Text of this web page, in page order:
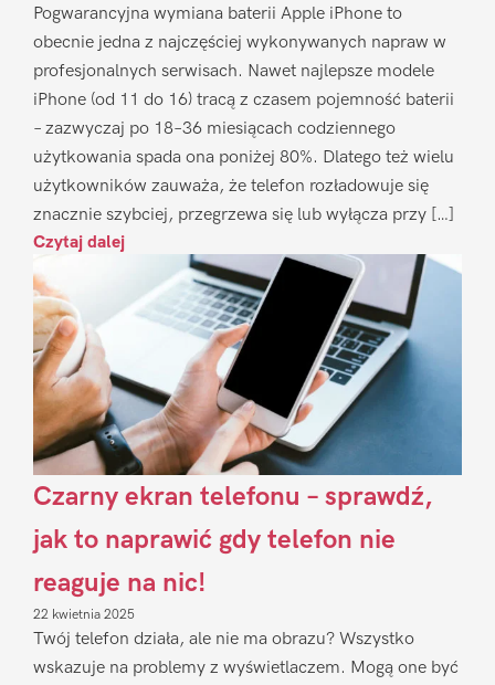
Pogwarancyjna wymiana baterii Apple iPhone to
obecnie jedna z najczęściej wykonywanych napraw w
profesjonalnych serwisach. Nawet najlepsze modele
iPhone (od 11 do 16) tracą z czasem pojemność baterii
– zazwyczaj po 18–36 miesiącach codziennego
użytkowania spada ona poniżej 80%. Dlatego też wielu
użytkowników zauważa, że telefon rozładowuje się
znacznie szybciej, przegrzewa się lub wyłącza przy […]
Czytaj dalej
Czarny ekran telefonu – sprawdź,
jak to naprawić gdy telefon nie
reaguje na nic!
22 kwietnia 2025
Twój telefon działa, ale nie ma obrazu? Wszystko
wskazuje na problemy z wyświetlaczem. Mogą one być